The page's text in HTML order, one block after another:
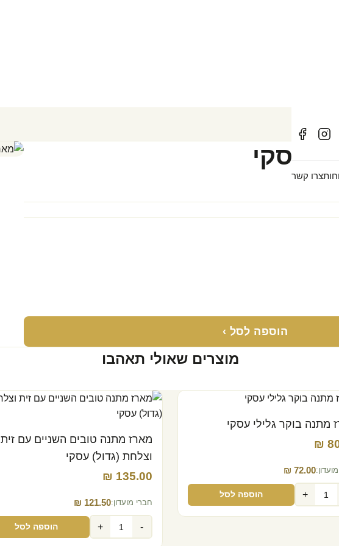
צרו קשר
עסקי
הוספה לסל ›
מוצרים שאולי תאהבו
מתנה בוקר גלילי עסקי
₪
₪ 72.00‬
+ הוספה לסל
מארז מתנה טובים השניים עם זית
וצלחת (גדול) עסקי
₪ 135.00‬
חברי מועדון: ₪ 121.50‬
-
+ הוספה לסל